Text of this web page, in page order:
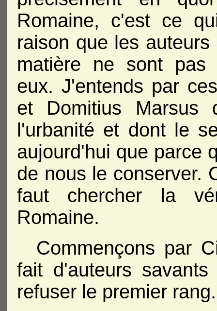
Romaine, c'est ce
raison que les
matière ne sont pas
eux. J'entends par
et Domitius
l'urbanité et dont le
aujourd'hui que parce
de nous le conserver.
faut chercher la
Romaine.
Commençons par
fait d'auteurs
refuser le premier rang.